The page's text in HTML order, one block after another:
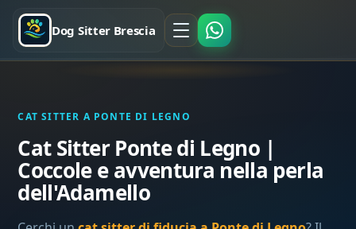
Dog Sitter Brescia
CAT SITTER A PONTE DI LEGNO
Cat Sitter Ponte di Legno |
Coccole e avventura nella perla
dell'Adamello